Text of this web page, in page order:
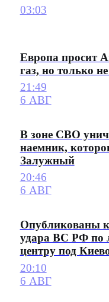
03:03
Европа просит
газ, но только
21:49
6 АВГ
В зоне СВО
наемник,
Залужный
20:46
6 АВГ
Опубликованы
удара ВС РФ по
центру под
20:10
6 АВГ